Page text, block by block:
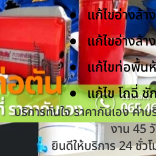
แก้ไขอ่างล้
แก้ไขอ่างล้
แก้ไขท่อพื้น
แก้ไข โถฉี่
บริการทันใจ ราคากันเอง ค่า
งาน 45
ยินดีให้บริการ 24 ชั่ว